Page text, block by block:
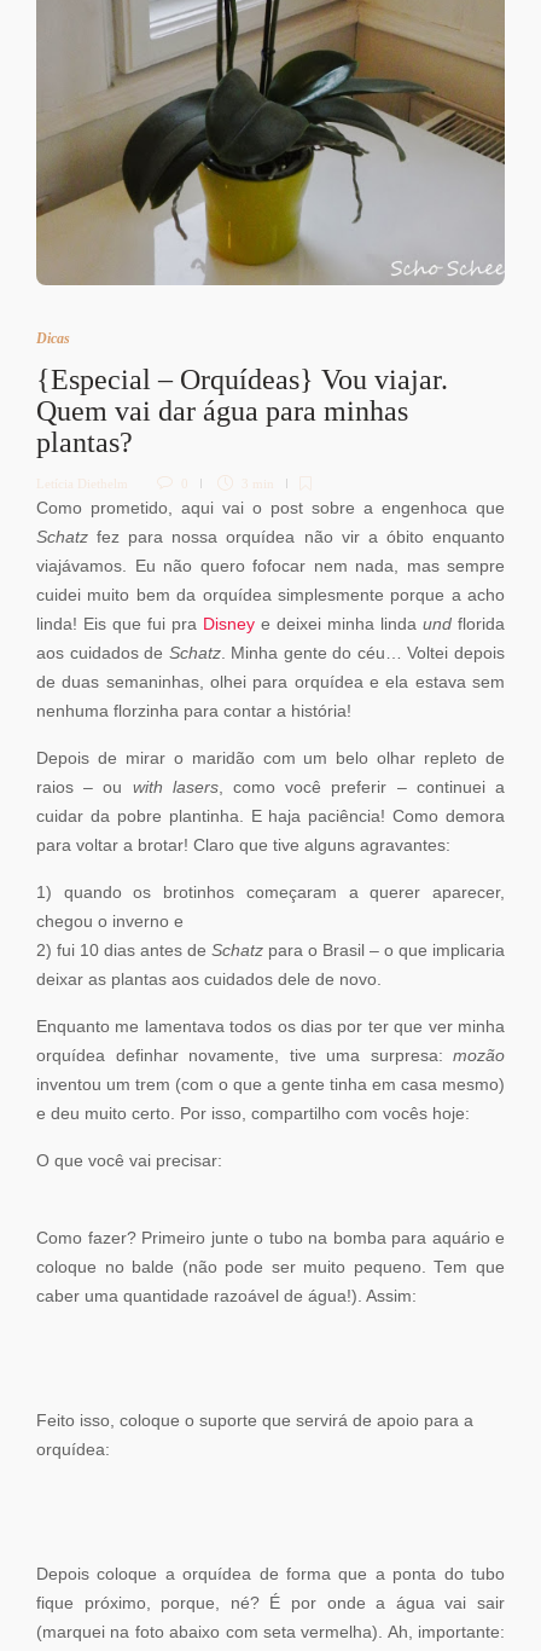
Dicas
{Especial – Orquídeas} Vou viajar.
Quem vai dar água para minhas
plantas?
Letícia Diethelm 3 min
Como prometido, aqui vai o post sobre a engenhoca que
Schatz fez para nossa orquídea não vir a óbito enquanto
viajávamos. Eu não quero fofocar nem nada, mas sempre
cuidei muito bem da orquídea simplesmente porque a acho
linda! Eis que fui pra Disney e deixei minha linda und florida
aos cuidados de Schatz. Minha gente do céu… Voltei depois
de duas semaninhas, olhei para orquídea e ela estava sem
nenhuma florzinha para contar a história!
Depois de mirar o maridão com um belo olhar repleto de
raios – ou with lasers, como você preferir – continuei a
cuidar da pobre plantinha. E haja paciência! Como demora
para voltar a brotar! Claro que tive alguns agravantes:
1) quando os brotinhos começaram a querer aparecer,
chegou o inverno e
2) fui 10 dias antes de Schatz para o Brasil – o que implicaria
deixar as plantas aos cuidados dele de novo.
Enquanto me lamentava todos os dias por ter que ver minha
orquídea definhar novamente, tive uma surpresa: mozão
inventou um trem (com o que a gente tinha em casa mesmo)
e deu muito certo. Por isso, compartilho com vocês hoje:
O que você vai precisar:
Como fazer? Primeiro junte o tubo na bomba para aquário e
coloque no balde (não pode ser muito pequeno. Tem que
caber uma quantidade razoável de água!). Assim:
Feito isso, coloque o suporte que servirá de apoio para a
orquídea:
Depois coloque a orquídea de forma que a ponta do tubo
fique próximo, porque, né? É por onde a água vai sair
(marquei na foto abaixo com seta vermelha). Ah, importante: